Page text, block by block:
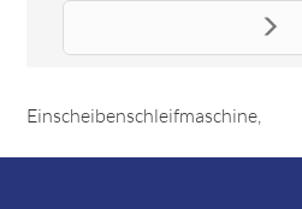
Ersatzteil Stiel SINGLE,
Das Ersatzteil "Stiel SINGLE,
Einscheibenschleifmaschine,